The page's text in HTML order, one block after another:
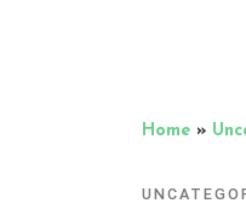
Home »